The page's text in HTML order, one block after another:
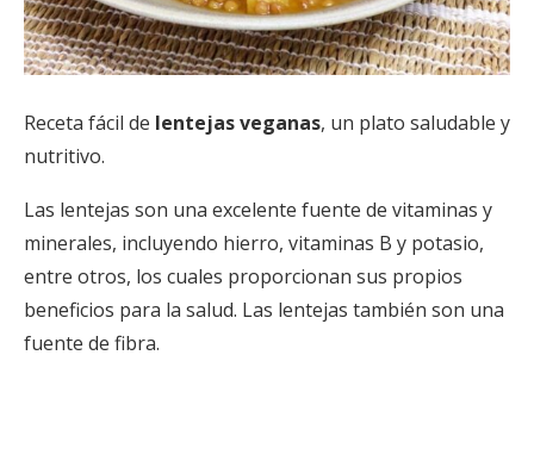
Receta fácil de lentejas veganas, un plato saludable y
nutritivo.
Las lentejas son una excelente fuente de vitaminas y
minerales, incluyendo hierro, vitaminas B y potasio,
entre otros, los cuales proporcionan sus propios
beneficios para la salud. Las lentejas también son una
fuente de fibra.